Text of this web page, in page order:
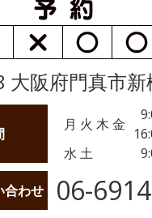
大阪府門真市
月 火 木 金
水 土
合わせ 06-